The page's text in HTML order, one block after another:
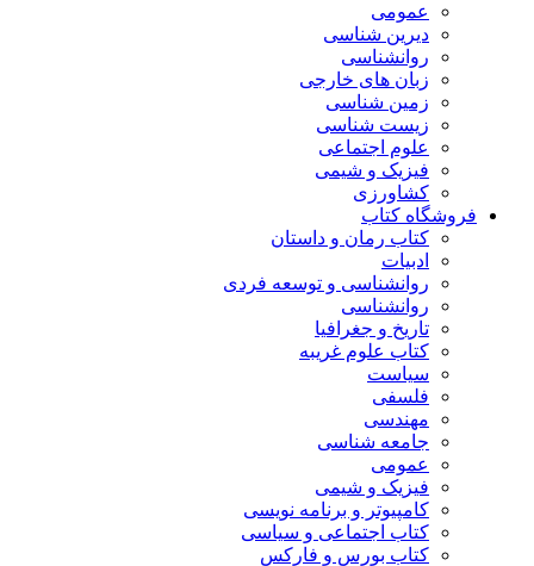
عمومی
دیرین شناسی
روانشناسی
زبان های خارجی
زمین شناسی
زیست شناسی
علوم اجتماعی
فیزیک و شیمی
کشاورزی
فروشگاه کتاب
کتاب رمان و داستان
ادبیات
روانشناسی و توسعه فردی
روانشناسی
تاریخ و جغرافیا
کتاب علوم غریبه
سیاست
فلسفی
مهندسی
جامعه شناسی
عمومی
فیزیک و شیمی
کامپیوتر و برنامه نویسی
کتاب اجتماعی و سیاسی
کتاب بورس و فارکس